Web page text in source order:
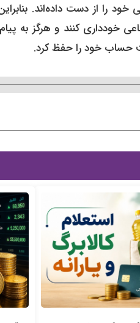
خود را از دست داده‌اند.
خودداری کنند و هرگز به
حساب خود را حفظ کرد.